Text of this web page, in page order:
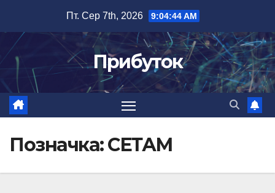
вмісту
Пт. Сер 7th, 2026 9:04:44 AM
Прибуток
Позначка:СЕТАМ